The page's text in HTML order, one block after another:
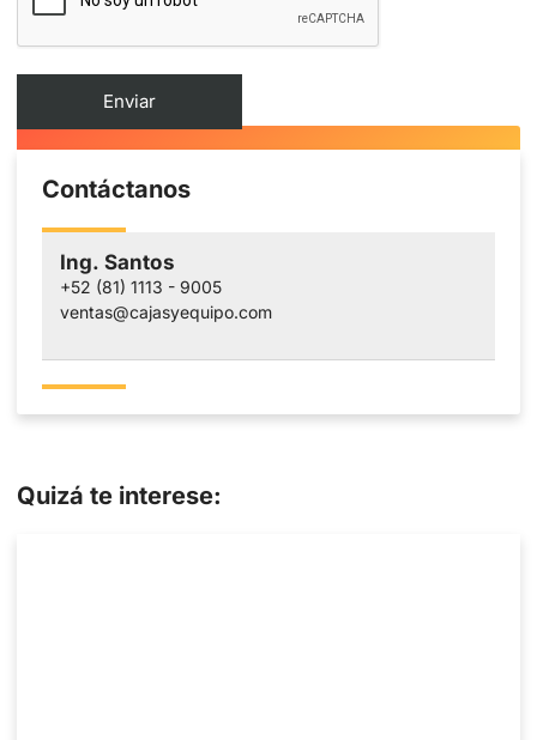
Contáctanos
Ing. Santos
+52 (81) 1113 - 9005
ventas@cajasyequipo.com
Quizá te interese: